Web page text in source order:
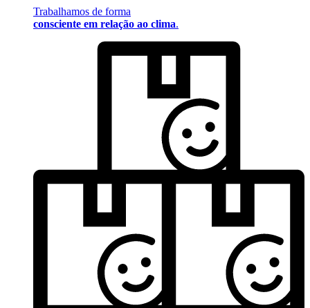
Trabalhamos de forma
consciente em relação ao clima.